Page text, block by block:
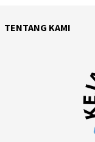
TENTANG KAMI